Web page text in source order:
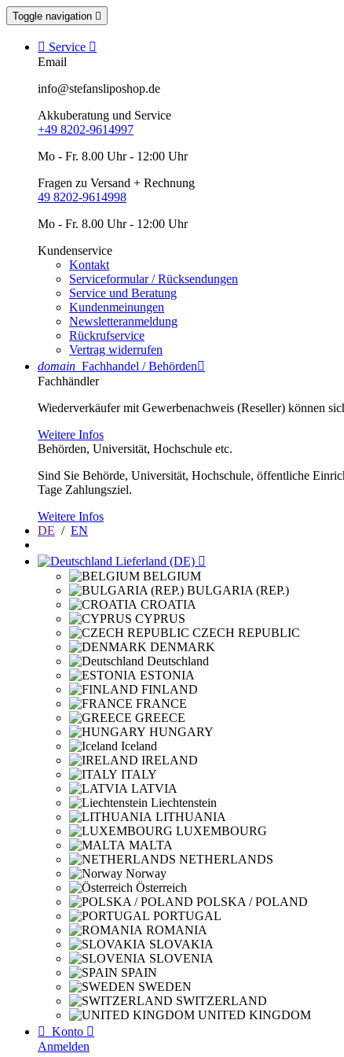
Toggle navigation 
 Service 
Email
info@stefansliposhop.de
Akkuberatung und Service
+49 8202-9614997
Mo - Fr. 8.00 Uhr - 12:00 Uhr
Fragen zu Versand + Rechnung
49 8202-9614998
Mo - Fr. 8.00 Uhr - 12:00 Uhr
Kundenservice
Kontakt
Serviceformular / Rücksendungen
Service und Beratung
Kundenmeinungen
Newsletteranmeldung
Rückrufservice
Vertrag widerrufen
domain Fachhandel / Behörden
Fachhändler
Wiederverkäufer mit Gewerbenachweis (Reseller) können
Weitere Infos
Behörden, Universität, Hochschule etc.
Sind Sie Behörde, Universität, Hochschule, öffentliche
Tage Zahlungsziel.
Weitere Infos
DE / EN
Lieferland (DE) 
BELGIUM
BULGARIA (REP.)
CROATIA
CYPRUS
CZECH REPUBLIC
DENMARK
Deutschland
ESTONIA
FINLAND
FRANCE
GREECE
HUNGARY
Iceland
IRELAND
ITALY
LATVIA
Liechtenstein
LITHUANIA
LUXEMBOURG
MALTA
NETHERLANDS
Norway
Österreich
POLSKA / POLAND
PORTUGAL
ROMANIA
SLOVAKIA
SLOVENIA
SPAIN
SWEDEN
SWITZERLAND
UNITED KINGDOM
 Konto 
Anmelden